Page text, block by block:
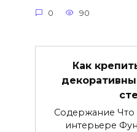
0 90
Как
Содержание Что
интерьере